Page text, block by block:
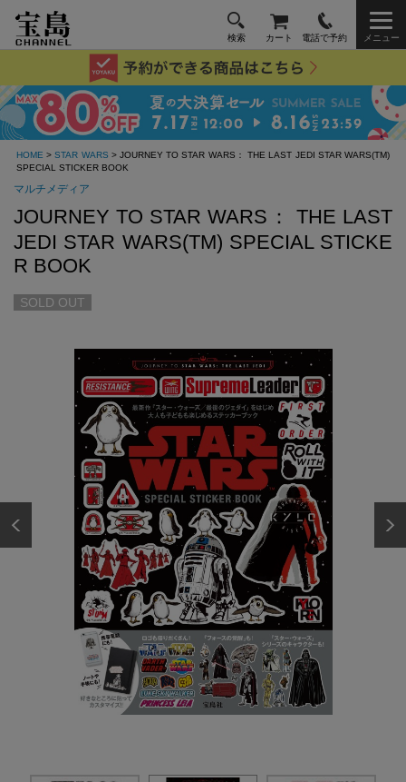
検索 カート 電話で予約 メニュー
HOME >STAR WARS > JOURNEY TO STAR WARS： THE LAST JEDI STAR WARS(TM)
SPECIAL STICKER BOOK
マルチメディア
JOURNEY TO STAR WARS： THE LAST
JEDI STAR WARS(TM) SPECIAL STICKE
R BOOK
SOLD OUT